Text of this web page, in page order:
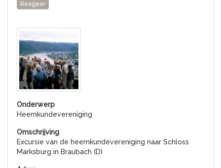
Reageer
Heemkundevereniging
Excursie van de heemkundevereniging naar Schloss
Marksburg in Braubach (D)